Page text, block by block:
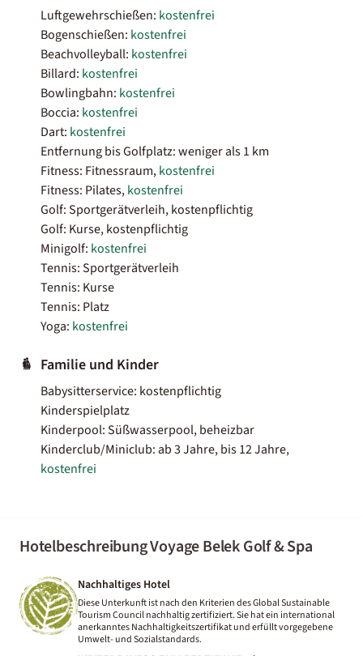
Luftgewehrschießen: kostenfrei
Bogenschießen: kostenfrei
Beachvolleyball: kostenfrei
Billard: kostenfrei
Bowlingbahn: kostenfrei
Boccia: kostenfrei
Dart: kostenfrei
Entfernung bis Golfplatz: weniger als 1 km
Fitness: Fitnessraum,kostenfrei
Fitness: Pilates,kostenfrei
Golf: Sportgerätverleih, kostenpflichtig
Golf: Kurse, kostenpflichtig
Minigolf: kostenfrei
Tennis: Sportgerätverleih
Tennis: Kurse
Tennis: Platz
Yoga: kostenfrei
Familie und Kinder
Babysitterservice: kostenpflichtig
Kinderspielplatz
Kinderpool: Süßwasserpool, beheizbar
Kinderclub/Miniclub: ab 3 Jahre, bis 12 Jahre,
kostenfrei
Hotelbeschreibung Voyage Belek Golf & Spa
Nachhaltiges Hotel
Diese Unterkunft ist nach den Kriterien des Global Sustainable
Tourism Council nachhaltig zertifiziert. Sie hat ein international
anerkanntes Nachhaltigkeitszertifikat und erfüllt vorgegebene
Umwelt- und Sozialstandards.